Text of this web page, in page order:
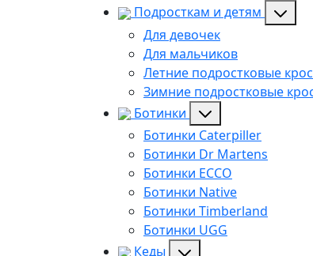
Подросткам и детям
Для девочек
Для мальчиков
Летние подростковые
Зимние подростковые
Ботинки
Ботинки Caterpiller
Ботинки Dr Martens
Ботинки ECCO
Ботинки Native
Ботинки Timberland
Ботинки UGG
Кеды